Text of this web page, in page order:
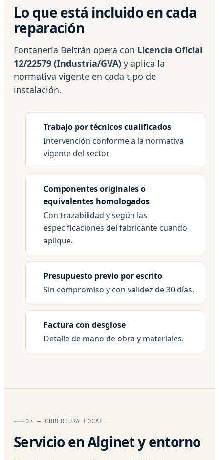
Lo que está incluido en cada
reparación
Fontaneria Beltrán opera con Licencia Oficial
12/22579 (Industria/GVA) y aplica la
normativa vigente en cada tipo de
instalación.
Trabajo por técnicos cualificados
Intervención conforme a la normativa
vigente del sector.
Componentes originales o
equivalentes homologados
Con trazabilidad y según las
especificaciones del fabricante cuando
aplique.
Presupuesto previo por escrito
Sin compromiso y con validez de 30 días.
Factura con desglose
Detalle de mano de obra y materiales.
07 — COBERTURA LOCAL
Servicio en Alginet y entorno